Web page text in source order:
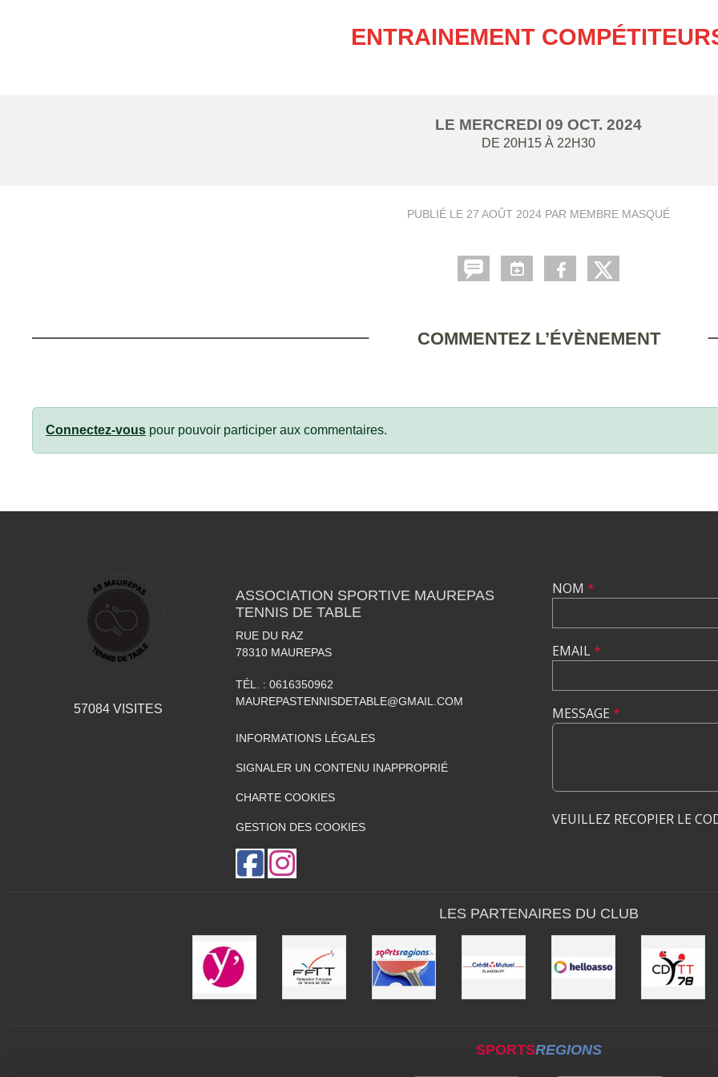
ENTRAINEMENT
LE MERCREDI 09 OCT. 2024
DE 20H15 À 22H30
PUBLIÉ LE 27 AOÛT 2024 PAR MEMBRE MASQUÉ
COMMENTEZ L’ÉVÈNEMENT
Connectez-vous pour pouvoir participer aux commentaires.
57084VISITES
ASSOCIATION SPORTIVE MAUREPAS
TENNIS DE TABLE
RUE DU RAZ
78310 MAUREPAS
TÉL. : 0616350962
MAUREPASTENNISDETABLE@GMAIL.COM
INFORMATIONS LÉGALES
SIGNALER UN CONTENU INAPPROPRIÉ
CHARTE COOKIES
GESTION DES COOKIES
NOM *
EMAIL*
MESSAGE *
VEUILLEZ RECOPIER LE
LES PARTENAIRES DU CLUB
SPORTSREGIONS